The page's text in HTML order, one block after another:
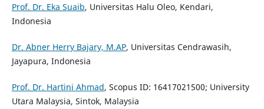
Prof. Dr. Eka Suaib, Universitas Halu Oleo, Kendari,
Indonesia
Dr. Abner Herry Bajary, M.AP, Universitas Cendrawasih,
Jayapura, Indonesia
Prof. Dr. Hartini Ahmad, Scopus ID: 16417021500; University
Utara Malaysia, Sintok, Malaysia